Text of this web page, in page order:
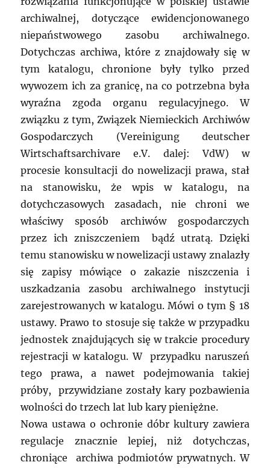
archiwalnej, dotyczące ewidencjonowanego
niepaństwowego zasobu archiwalnego.
Dotychczas archiwa, które z znajdowały się w
tym katalogu, chronione były tylko przed
wywozem ich za granicę, na co potrzebna była
wyraźna zgoda organu regulacyjnego. W
związku z tym, Związek Niemieckich Archiwów
Gospodarczych (Vereinigung deutscher
Wirtschaftsarchivare e.V. dalej: VdW) w
procesie konsultacji do nowelizacji prawa, stał
na stanowisku, że wpis w katalogu, na
dotychczasowych zasadach, nie chroni we
właściwy sposób archiwów gospodarczych
przez ich zniszczeniem bądź utratą. Dzięki
temu stanowisku w nowelizacji ustawy znalazły
się zapisy mówiące o zakazie niszczenia i
uszkadzania zasobu archiwalnego instytucji
zarejestrowanych w katalogu. Mówi o tym § 18
ustawy. Prawo to stosuje się także w przypadku
jednostek znajdujących się w trakcie procedury
rejestracji w katalogu. W przypadku naruszeń
tego prawa, a nawet podejmowania takiej
próby, przywidziane zostały kary pozbawienia
wolności do trzech lat lub kary pieniężne.
Nowa ustawa o ochronie dóbr kultury zawiera
regulacje znacznie lepiej, niż dotychczas,
chroniące archiwa podmiotów prywatnych. W